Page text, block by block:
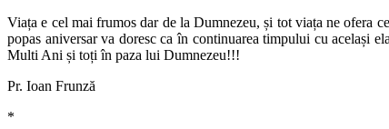
Viața e cel mai frumos dar de la Dumnezeu, și tot viața ne ofera
popas aniversar va doresc ca în continuarea timpului cu același
Multi Ani și toți în paza lui Dumnezeu!!!
Pr. Ioan Frunză
*